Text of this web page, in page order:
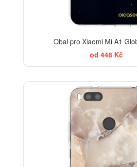
Obal pro Xiaomi Mi A1
od 448 Kč